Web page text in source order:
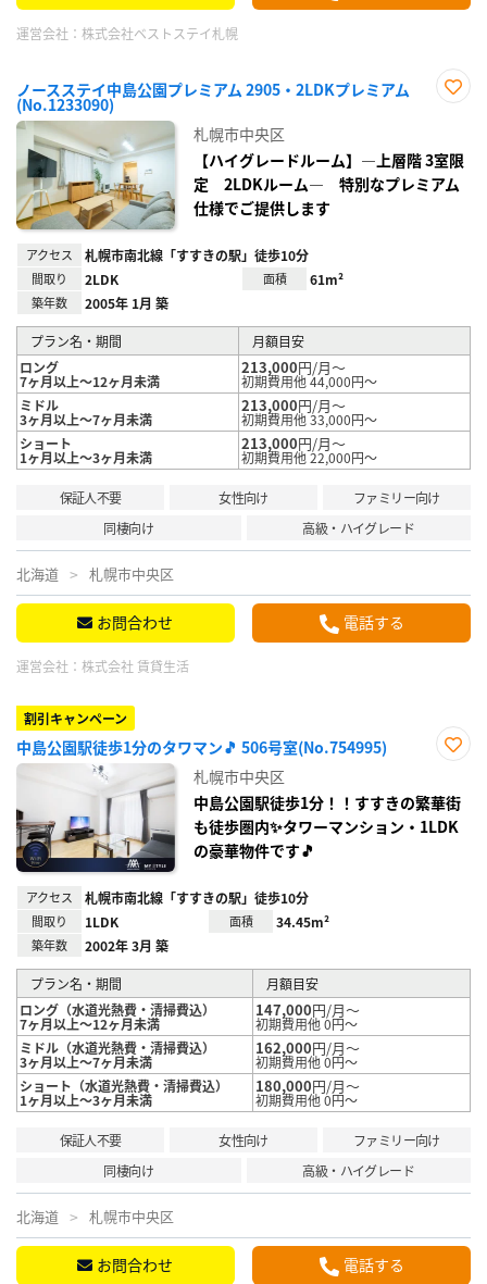
運営会社： 株式会社ベストステイ札幌
ノースステイ中島公園プレミアム 2905・2LDKプレミアム
(No.1233090)
録
札幌市中央区
【ハイグレードルーム】―上層階 3室限
定 2LDKルーム― 特別なプレミアム
仕様でご提供します
アクセス 札幌市南北線「すすきの駅」徒歩10分
間取り 2LDK 面積 61m²
築年数 2005年 1月 築
プラン名・期間
月額目安
ロング
7ヶ月以上～12ヶ月未満
213,000円/月～
初期費用他 44,000円～
ミドル
3ヶ月以上～7ヶ月未満
213,000円/月～
初期費用他 33,000円～
ショート
1ヶ月以上～3ヶ月未満
213,000円/月～
初期費用他 22,000円～
保証人不要 女性向け
ファミリー向け
同棲向け
高級・ハイグレード
北海道 札幌市中央区
お問合わせ 電話する
運営会社： 株式会社 賃貸生活
割引キャンペーン
中島公園駅徒歩1分のタワマン🎵 506号室(No.754995)
り登
録
札幌市中央区
中島公園駅徒歩1分！！すすきの繁華街
も徒歩圏内✨タワーマンション・1LDK
の豪華物件です🎵
アクセス 札幌市南北線「すすきの駅」徒歩10分
間取り 1LDK 面積 34.45m²
築年数 2002年 3月 築
プラン名・期間
月額目安
ロング（水道光熱費・清掃費込）
7ヶ月以上～12ヶ月未満
147,000円/月～
初期費用他 0円～
ミドル（水道光熱費・清掃費込）
3ヶ月以上～7ヶ月未満
162,000円/月～
初期費用他 0円～
ショート（水道光熱費・清掃費込）
1ヶ月以上～3ヶ月未満
180,000円/月～
初期費用他 0円～
保証人不要 女性向け
ファミリー向け
同棲向け
高級・ハイグレード
北海道 札幌市中央区
お問合わせ 電話する